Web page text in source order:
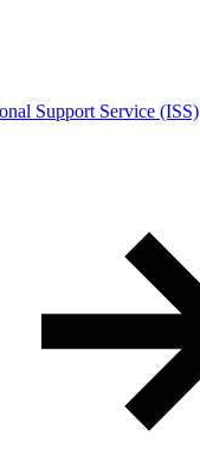
Support Service (ISS)